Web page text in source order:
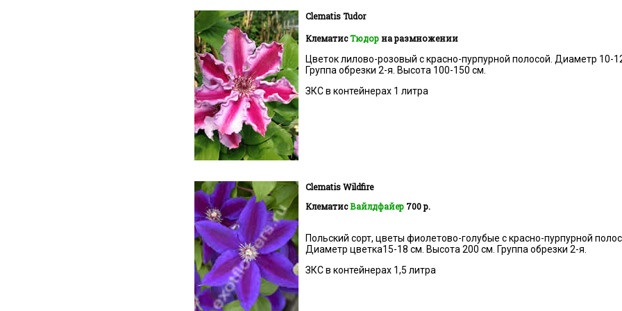
ClematisTudor
КлематисТюдорна размножении
Цветок лилово-розовый с красно-пурпурной полосой. Диаметр 10-
Группа обрезки 2-я. Высота 100-150 см.
ЗКС в контейнерах 1 литра
ClematisWildfire
КлематисВайлдфайер 700 р.
Польский сорт, цветы фиолетово-голубые с красно-пурпурной
Диаметр цветка15-18 см. Высота 200 см. Группа обрезки 2-я.
ЗКС в контейнерах 1,5 литра